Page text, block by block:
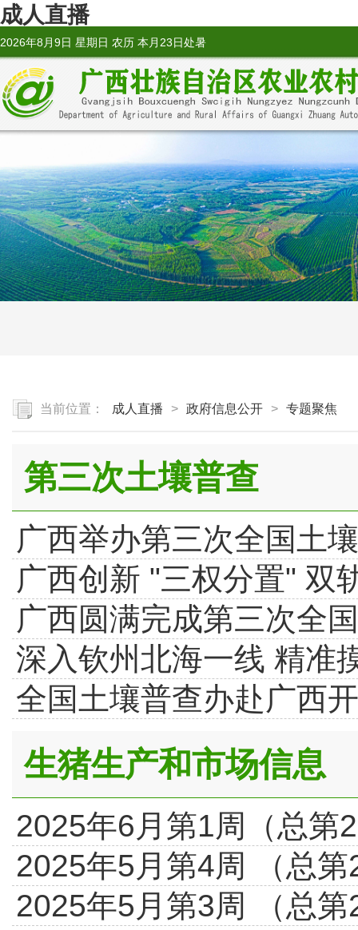
成人直播
2026年8月9日 星期日 农历 本月23日处暑
当前位置： 成人直播 > 政府信息公开 > 专题聚焦
第三次土壤普查
广西举办第三次全国土
广西创新 "三权分置" 双
广西圆满完成第三次全
深入钦州北海一线 精准
全国土壤普查办赴广西
生猪生产和市场信息
2025年6月第1周（总第
2025年5月第4周 （总
2025年5月第3周 （总